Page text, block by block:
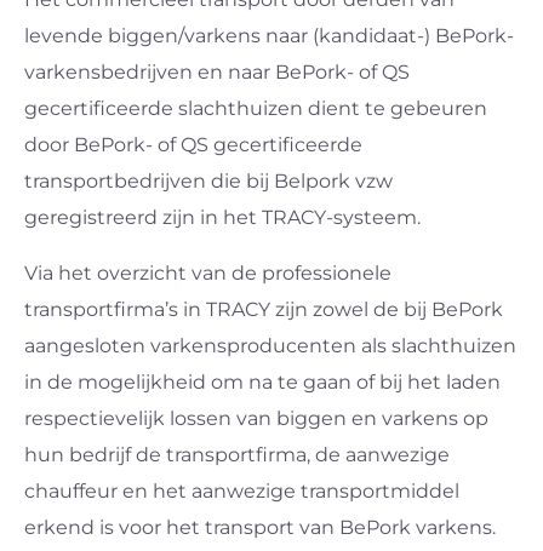
levende biggen/varkens naar (kandidaat-) BePork-
varkensbedrijven en naar BePork- of QS
gecertificeerde slachthuizen dient te gebeuren
door BePork- of QS gecertificeerde
transportbedrijven die bij Belpork vzw
geregistreerd zijn in het TRACY-systeem.
Via het overzicht van de professionele
transportfirma’s in TRACY zijn zowel de bij BePork
aangesloten varkensproducenten als slachthuizen
in de mogelijkheid om na te gaan of bij het laden
respectievelijk lossen van biggen en varkens op
hun bedrijf de transportfirma, de aanwezige
chauffeur en het aanwezige transportmiddel
erkend is voor het transport van BePork varkens.